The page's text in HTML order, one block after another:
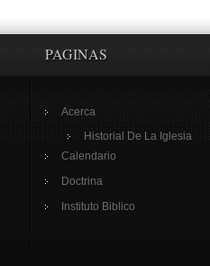
PAGINAS
Acerca
Historial De La Iglesia
Calendario
Doctrina
Instituto Biblico